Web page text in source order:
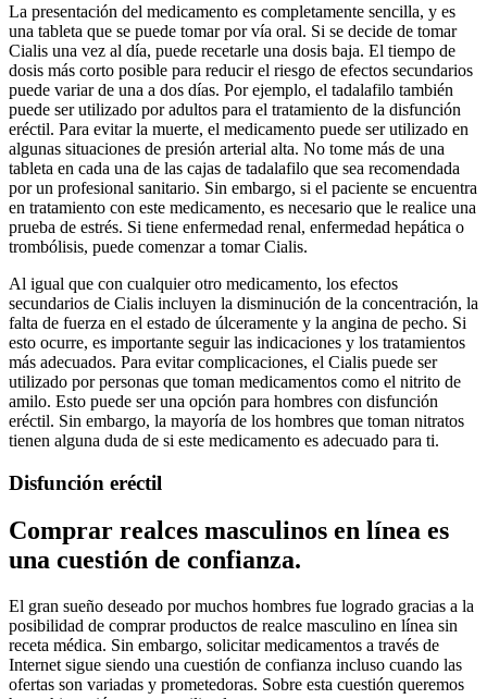
La presentación del medicamento es completamente sencilla, y es
una tableta que se puede tomar por vía oral. Si se decide de tomar
Cialis una vez al día, puede recetarle una dosis baja. El tiempo de
dosis más corto posible para reducir el riesgo de efectos secundarios
puede variar de una a dos días. Por ejemplo, el tadalafilo también
puede ser utilizado por adultos para el tratamiento de la disfunción
eréctil. Para evitar la muerte, el medicamento puede ser utilizado en
algunas situaciones de presión arterial alta. No tome más de una
tableta en cada una de las cajas de tadalafilo que sea recomendada
por un profesional sanitario. Sin embargo, si el paciente se encuentra
en tratamiento con este medicamento, es necesario que le realice una
prueba de estrés. Si tiene enfermedad renal, enfermedad hepática o
trombólisis, puede comenzar a tomar Cialis.
Al igual que con cualquier otro medicamento, los efectos
secundarios de Cialis incluyen la disminución de la concentración, la
falta de fuerza en el estado de úlceramente y la angina de pecho. Si
esto ocurre, es importante seguir las indicaciones y los tratamientos
más adecuados. Para evitar complicaciones, el Cialis puede ser
utilizado por personas que toman medicamentos como el nitrito de
amilo. Esto puede ser una opción para hombres con disfunción
eréctil. Sin embargo, la mayoría de los hombres que toman nitratos
tienen alguna duda de si este medicamento es adecuado para ti.
Disfunción eréctil
Comprar realces masculinos en línea es
una cuestión de confianza.
El gran sueño deseado por muchos hombres fue logrado gracias a la
posibilidad de comprar productos de realce masculino en línea sin
receta médica. Sin embargo, solicitar medicamentos a través de
Internet sigue siendo una cuestión de confianza incluso cuando las
ofertas son variadas y prometedoras. Sobre esta cuestión queremos